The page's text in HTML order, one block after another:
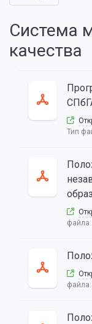
Система
качества
Тип
файла:
файла: